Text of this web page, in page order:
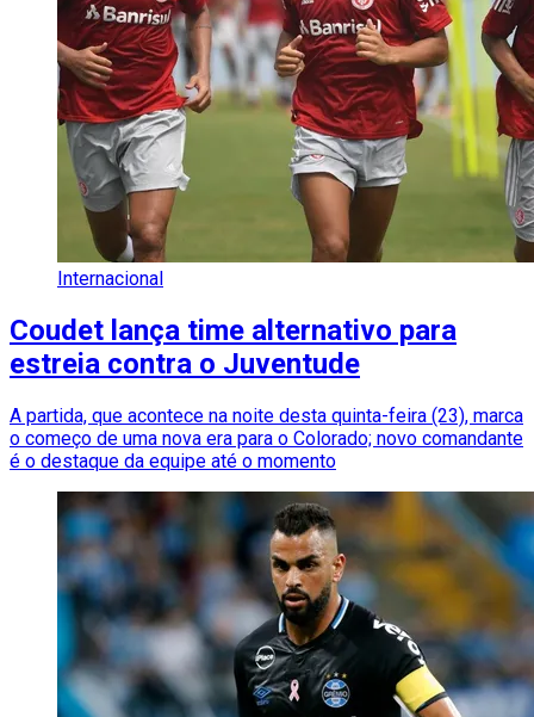
Internacional
Coudet lança time alternativo para
estreia contra o Juventude
A partida, que acontece na noite desta quinta-feira (23), marca
o começo de uma nova era para o Colorado; novo comandante
é o destaque da equipe até o momento